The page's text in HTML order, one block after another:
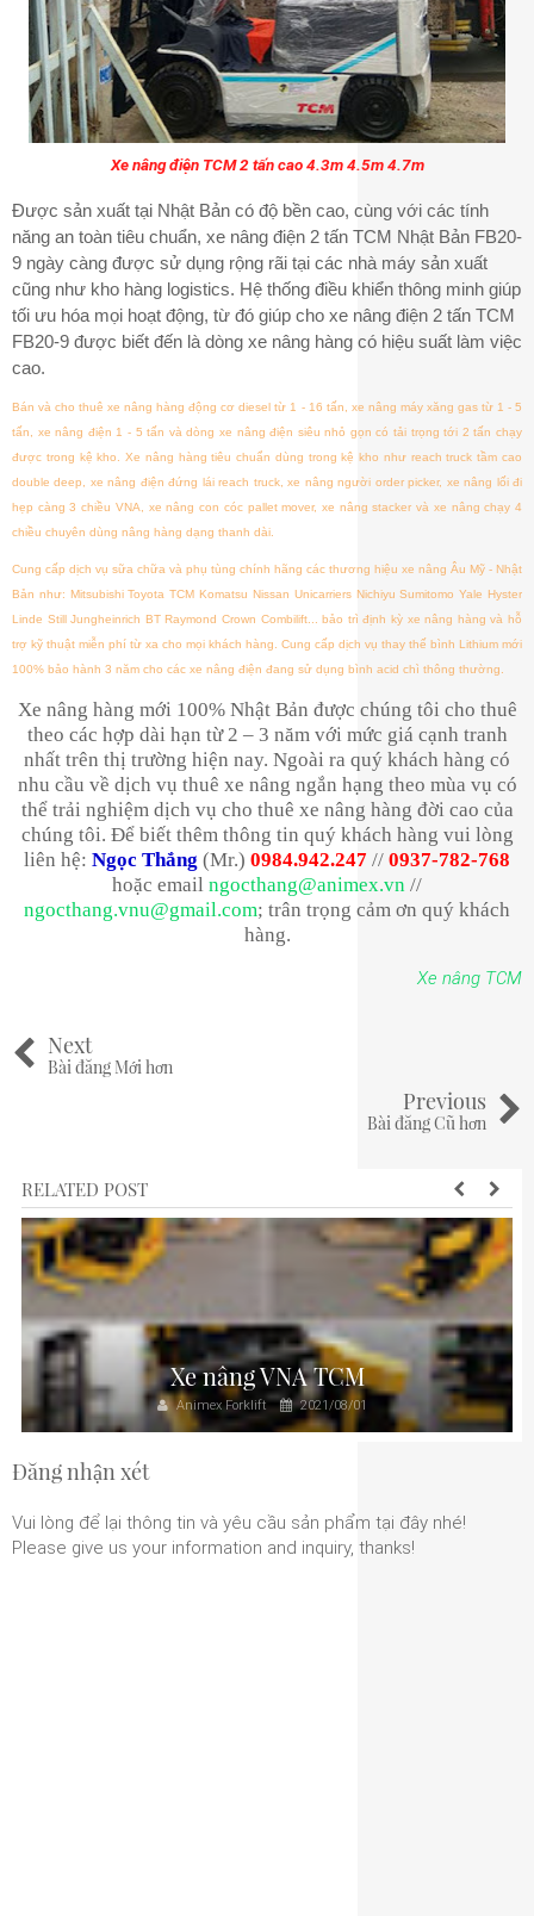
Xe nâng điện TCM 2 tấn cao 4.3m 4.5m 4.7m
Được sản xuất tại Nhật Bản có độ bền cao, cùng với các tính
năng an toàn tiêu chuẩn, xe nâng điện 2 tấn TCM Nhật Bản FB20-
9 ngày càng được sử dụng rộng rãi tại các nhà máy sản xuất
cũng như kho hàng logistics. Hệ thống điều khiển thông minh giúp
tối ưu hóa mọi hoạt động, từ đó giúp cho xe nâng điện 2 tấn TCM
FB20-9 được biết đến là dòng xe nâng hàng có hiệu suất làm việc
cao.
Bán và cho thuê xe nâng hàng động cơ diesel từ 1 - 16 tấn, xe nâng máy xăng gas từ 1 - 5
tấn, xe nâng điện 1 - 5 tấn và dòng xe nâng điện siêu nhỏ gọn có tải trọng tới 2 tấn chạy
được trong kệ kho. Xe nâng hàng tiêu chuẩn dùng trong kệ kho như reach truck tầm cao
double deep, xe nâng điện đứng lái reach truck, xe nâng người order picker, xe nâng lối đi
hẹp càng 3 chiều VNA, xe nâng con cóc pallet mover, xe nâng stacker và xe nâng chạy 4
chiều chuyên dùng nâng hàng dạng thanh dài.
Cung cấp dịch vụ sữa chữa và phụ tùng chính hãng các thương hiệu xe nâng Âu Mỹ - Nhật
Bản như: Mitsubishi Toyota TCM Komatsu Nissan Unicarriers Nichiyu Sumitomo Yale Hyster
Linde Still Jungheinrich BT Raymond Crown Combilift... bảo trì định kỳ xe nâng hàng và hỗ
trợ kỹ thuật miễn phí từ xa cho mọi khách hàng. Cung cấp dịch vụ thay thế bình Lithium mới
100% bảo hành 3 năm cho các xe nâng điện đang sử dụng bình acid chì thông thường.
Xe nâng hàng mới 100% Nhật Bản được chúng tôi cho thuê
theo các hợp dài hạn từ 2 – 3 năm với mức giá cạnh tranh
nhất trên thị trường hiện nay. Ngoài ra quý khách hàng có
nhu cầu về dịch vụ thuê xe nâng ngắn hạng theo mùa vụ có
thể trải nghiệm dịch vụ cho thuê xe nâng hàng đời cao của
chúng tôi. Để biết thêm thông tin quý khách hàng vui lòng
liên hệ: Ngọc Thắng (Mr.) 0984.942.247 // 0937-782-768
hoặc email ngocthang@animex.vn //
ngocthang.vnu@gmail.com; trân trọng cảm ơn quý khách
hàng.
Xe nâng TCM
Next
Bài đăng Mới hơn
Previous
Bài đăng Cũ hơn
RELATED POST
Xe nâng VNA TCM
Animex Forklift 2021/08/01
Đăng nhận xét
Vui lòng để lại thông tin và yêu cầu sản phẩm tại đây nhé!
Please give us your information and inquiry, thanks!